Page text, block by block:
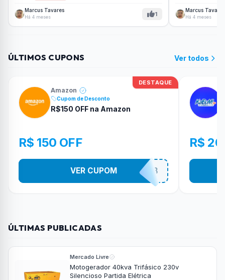
Marcus Tavares
Há 4 meses 1
Marcus Tavares
Há 4 meses
ÚLTIMOS CUPONS Ver todos
DESTAQUE
Amazon
Cupom de Desconto
R$150 OFF na Amazon
R$ 150 OFF
ULTIMO8DO8
VER CUPOM
R$
ÚLTIMAS PUBLICADAS
Mercado Livre
Motogerador 40kva Trifásico 230v
Silencioso Partida Elétrica